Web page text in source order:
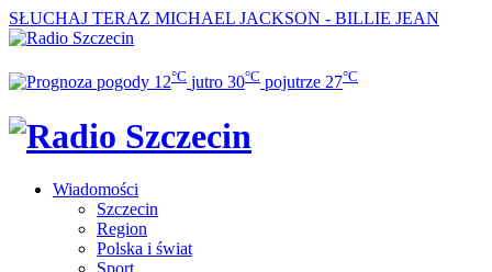
SŁUCHAJ TERAZ MICHAEL JACKSON - BILLIE JEAN
12°C jutro 30°C pojutrze 27°C
Wiadomości
Szczecin
Region
Polska i świat